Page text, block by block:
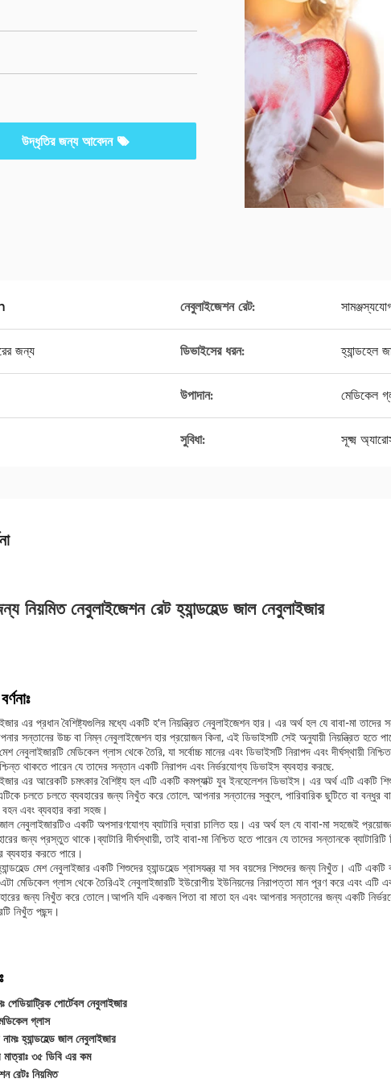
উদ্ধৃতির জন্য আবেদন
নেবুলাইজেশন রেট:
জন্য ডিভাইসের ধরন: হ্যান্ডহেল
উপাদান: মেডিকেল
সুবিধা: সূক্ষ্ম
নিয়মিত নেবুলাইজেশন রেট হ্যান্ডহেল্ড জাল নেবুলাইজার
এর প্রধান বৈশিষ্ট্যগুলির মধ্যে একটি হ'ল নিয়ন্ত্রিত নেবুলাইজেশন হার। এর অর্থ হল যে বাবা-মা
সন্তানের উচ্চ বা নিম্ন নেবুলাইজেশন হার প্রয়োজন কিনা, এই ডিভাইসটি সেই অনুযায়ী নিয়ন্ত্রিত হতে
মেশ নেবুলাইজারটি মেডিকেল গ্লাস থেকে তৈরি, যা সর্বোচ্চ মানের এবং ডিভাইসটি নিরাপদ এবং দীর্ঘস্থায়ী
থাকতে পারেন যে তাদের সন্তান একটি নিরাপদ এবং নির্ভরযোগ্য ডিভাইস ব্যবহার করছে.
এর আরেকটি চমৎকার বৈশিষ্ট্য হল এটি একটি কমপ্যাক্ট যুব ইনহেলেশন ডিভাইস। এর অর্থ এটি একটি
চলতে চলতে ব্যবহারের জন্য নিখুঁত করে তোলে. আপনার সন্তানের স্কুলে, পারিবারিক ছুটিতে বা বন্ধুর
বহন এবং ব্যবহার করা সহজ।
জাল নেবুলাইজারটিও একটি অপসারণযোগ্য ব্যাটারি দ্বারা চালিত হয়। এর অর্থ হল যে বাবা-মা সহজেই
জন্য প্রস্তুত থাকে।ব্যাটারি দীর্ঘস্থায়ী, তাই বাবা-মা নিশ্চিত হতে পারেন যে তাদের সন্তানকে
ব্যবহার করতে পারে।
মেশ নেবুলাইজার একটি শিশুদের হ্যান্ডহেল্ড শ্বাসযন্ত্র যা সব বয়সের শিশুদের জন্য নিখুঁত। এটি
মেডিকেল গ্লাস থেকে তৈরিএই নেবুলাইজারটি ইউরোপীয় ইউনিয়নের নিরাপত্তা মান পূরণ করে এবং এটি
জন্য নিখুঁত করে তোলে।আপনি যদি একজন পিতা বা মাতা হন এবং আপনার সন্তানের জন্য একটি
নিখুঁত পছন্দ।
পেডিয়াট্রিক পোর্টেবল নেবুলাইজার
গ্লাস
হ্যান্ডহেল্ড জাল নেবুলাইজার
মাত্রাঃ ৩৫ ডিবি এর কম
রেটঃ নিয়মিত